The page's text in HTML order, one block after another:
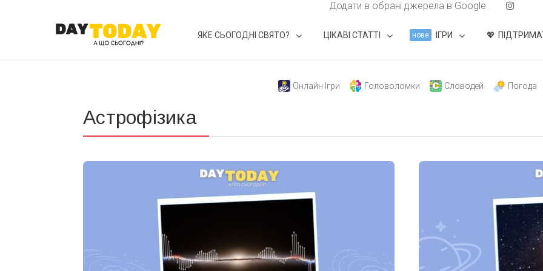
Додати в обрані джерела в Google
ЯКЕ СЬОГОДНІ СВЯТО? ЦІКАВІ СТАТТІ нове ІГРИ
Онлайн Ігри Головоломки Словодей Погода
Астрофізика